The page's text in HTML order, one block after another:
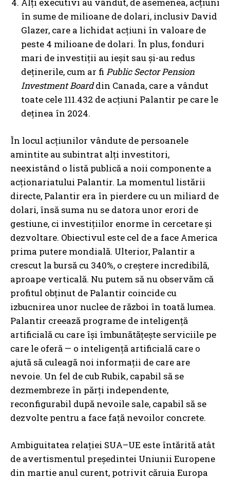
în sume de milioane de dolari, inclusiv David
Glazer, care a lichidat acțiuni în valoare de
peste 4 milioane de dolari. În plus, fonduri
mari de investiții au ieșit sau și-au redus
deținerile, cum ar fi Public Sector Pension
Investment Boarddin Canada, care a vândut
toate cele 111.432 de acțiuni Palantir pe care le
deținea în 2024.
În locul acțiunilor vândute de persoanele
amintite au subintrat alți investitori,
neexistând o listă publică a noii componente a
acționariatului Palantir. La momentul listării
directe, Palantir era în pierdere cu un miliard de
dolari, însă suma nu se datora unor erori de
gestiune, ci investițiilor enorme în cercetare și
dezvoltare. Obiectivul este cel de a face America
prima putere mondială. Ulterior, Palantir a
crescut la bursă cu 340%, o creștere incredibilă,
aproape verticală. Nu putem să nu observăm că
profitul obținut de Palantir coincide cu
izbucnirea unor nuclee de război în toată lumea.
Palantir creează programe de inteligență
artificială cu care își îmbunătățește serviciile pe
care le oferă — o inteligență artificială care o
ajută să culeagă noi informații de care are
nevoie. Un fel de cub Rubik, capabil să se
dezmembreze în părți independente,
reconfigurabil după nevoile sale, capabil să se
dezvolte pentru a face față nevoilor concrete.
Ambiguitatea relației SUA–UE este întărită atât
de avertismentul președintei Uniunii Europene
din martie anul curent, potrivit căruia Europa